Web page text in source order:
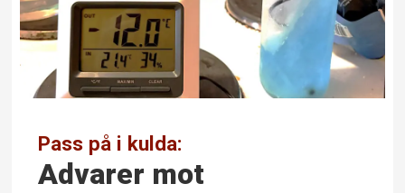
Pass på i kulda:
Advarer mot